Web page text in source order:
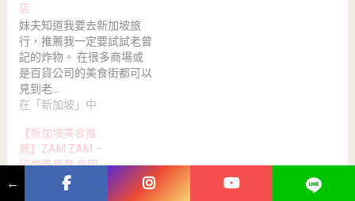
店
妹夫知道我要去新加坡旅
行，推薦我一定要試試老曾
記的炸物。 在很多商場或
是百貨公司的美食街都可以
見到老…
在「新加坡」中
【新加坡美食推
薦】ZAM ZAM –
印度風早餐 @阿
拉伯街、地鐵
←